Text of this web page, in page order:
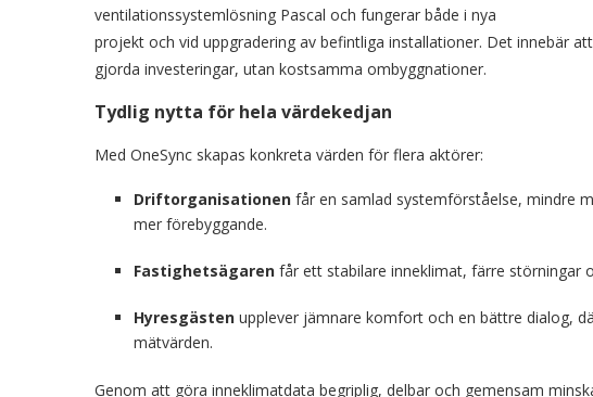
ventilationssystemlösning Pascal och fungerar både i nya
projekt och vid uppgradering av befintliga installationer. Det innebär att
gjorda investeringar, utan kostsamma ombyggnationer.
Tydlig nytta för hela värdekedjan
Med OneSync skapas konkreta värden för flera aktörer:
Driftorganisationen får en samlad systemförståelse, mindre
mer förebyggande.
Fastighetsägaren får ett stabilare inneklimat, färre störningar
Hyresgästen upplever jämnare komfort och en bättre dialog,
mätvärden.
Genom att göra inneklimatdata begriplig, delbar och gemensam